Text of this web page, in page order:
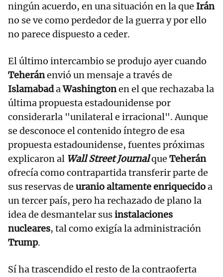
ningún acuerdo, en una situación en la que Irán
no se ve como perdedor de la guerra y por ello
no parece dispuesto a ceder.
El último intercambio se produjo ayer cuando
Teheránenvió un mensaje a través de
IslamabadaWashingtonen el que rechazaba la
última propuesta estadounidense por
considerarla "unilateral e irracional". Aunque
se desconoce el contenido íntegro de esa
propuesta estadounidense, fuentes próximas
explicaron al Wall Street Journalque Teherán
ofrecía como contrapartida transferir parte de
sus reservas de uranio altamente enriquecidoa
un tercer país, pero ha rechazado de plano la
idea de desmantelar susinstalaciones
nucleares, tal como exigía la administración
Trump.
Sí ha trascendido el resto de la contraoferta